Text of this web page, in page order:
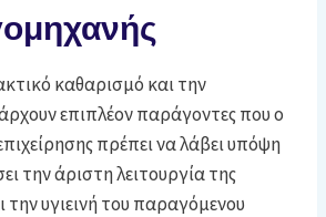
καθαρισμό και την
επιπλέον παράγοντες που ο
πρέπει να λάβει υπόψη
την άριστη λειτουργία της
υγιεινή του παραγόμενου